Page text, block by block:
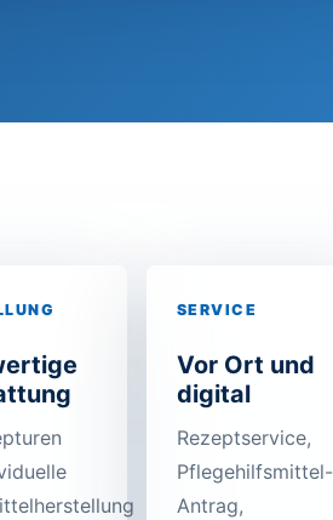
SERVICE
Vor Ort und
digital
Rezeptservice,
Pflegehilfsmittel-
Antrag,